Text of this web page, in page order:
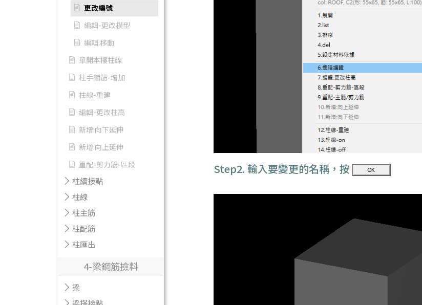
更改編號
編輯-更改模型
編輯:移動
單開本樓柱線
柱手鋪筋-增加
柱線-重建
編輯-更改柱高
新增:向下延伸
新增:向上延伸
重配-剪力筋-區段
柱續接點
柱線
柱主筋
柱配筋
柱匯出
4-梁鋼筋撿料
梁
Step2. 輸入要變更的名稱，按